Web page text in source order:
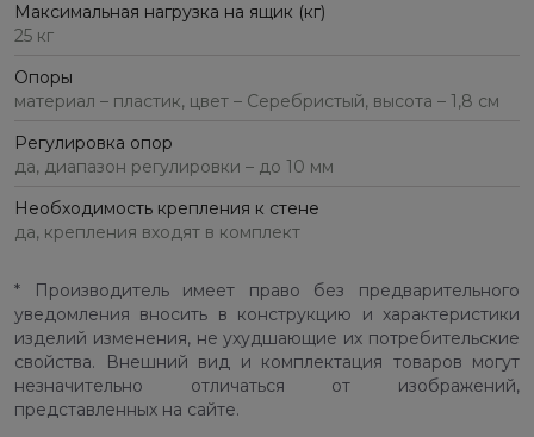
Максимальная нагрузка на ящик (кг)
25 кг
Опоры
материал – пластик, цвет – Серебристый, высота – 1,8 см
Регулировка опор
да, диапазон регулировки – до 10 мм
Необходимость крепления к стене
да, крепления входят в комплект
* Производитель имеет право без предварительного
уведомления вносить в конструкцию и характеристики
изделий изменения, не ухудшающие их потребительские
свойства. Внешний вид и комплектация товаров могут
незначительно отличаться от изображений,
представленных на сайте.